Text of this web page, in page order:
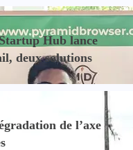
Hub lance
deux solutions
de l’axe